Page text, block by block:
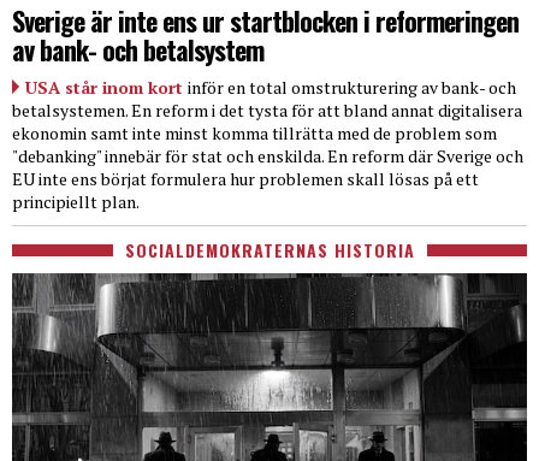
Sverige är inte ens ur startblocken i reformeringen
av bank- och betalsystem
USA står inom kort inför en total omstrukturering av bank- och
betalsystemen. En reform i det tysta för att bland annat digitalisera
ekonomin samt inte minst komma tillrätta med de problem som
"debanking" innebär för stat och enskilda. En reform där Sverige och
EU inte ens börjat formulera hur problemen skall lösas på ett
principiellt plan.
SOCIALDEMOKRATERNAS HISTORIA